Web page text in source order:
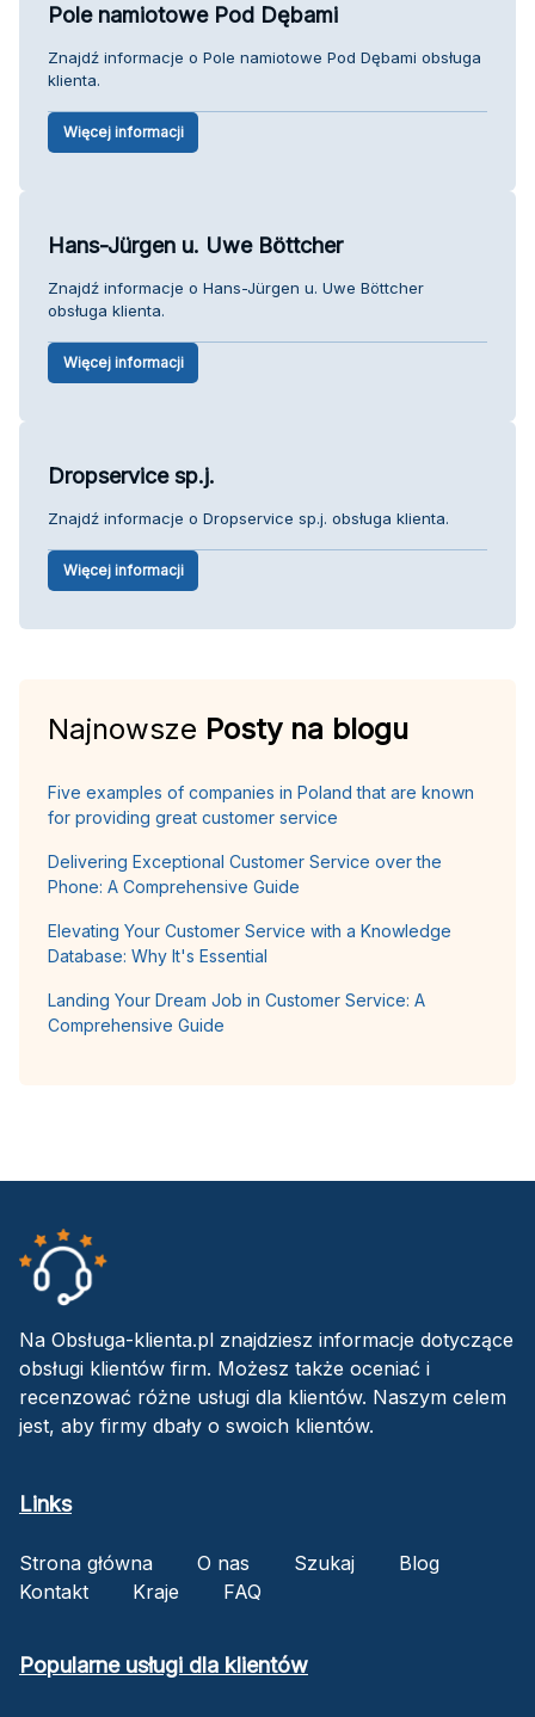
Pole namiotowe Pod Dębami
Znajdź informacje o Pole namiotowe Pod Dębami obsługa
klienta.
Więcej informacji
Hans-Jürgen u. Uwe Böttcher
Znajdź informacje o Hans-Jürgen u. Uwe Böttcher
obsługa klienta.
Więcej informacji
Dropservice sp.j.
Znajdź informacje o Dropservice sp.j. obsługa klienta.
Więcej informacji
Najnowsze Posty na blogu
Five examples of companies in Poland that are known
for providing great customer service
Delivering Exceptional Customer Service over the
Phone: A Comprehensive Guide
Elevating Your Customer Service with a Knowledge
Database: Why It's Essential
Landing Your Dream Job in Customer Service: A
Comprehensive Guide
Na Obsługa-klienta.pl znajdziesz informacje dotyczące
obsługi klientów firm. Możesz także oceniać i
recenzować różne usługi dla klientów. Naszym celem
jest, aby firmy dbały o swoich klientów.
Links
Strona główna O nas Szukaj
Blog
Kontakt
Kraje FAQ
Popularne usługi dla klientów